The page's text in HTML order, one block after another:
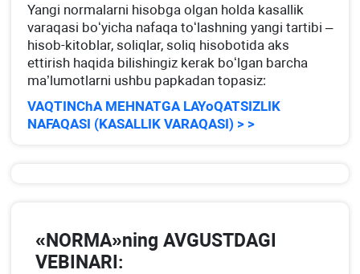
Yangi normalarni hisobga olgan holda kasallik
varaqasi boʻyicha nafaqa toʻlashning yangi tartibi –
hisob-kitoblar, soliqlar, soliq hisobotida aks
ettirish haqida bilishingiz kerak boʻlgan barcha
ma’lumotlarni ushbu papkadan topasiz:
VAQTINChA MEHNATGA LAYoQATSIZLIK
NAFAQASI (KASALLIK VARAQASI) > >
«NORMA»ning AVGUSTDAGI
VEBINARI: